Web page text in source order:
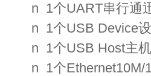
n 1个UART串行通
n 1个USB Device
n 1个USB Host主
n 1个Ethernet10M/